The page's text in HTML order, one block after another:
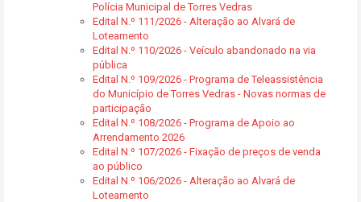
Polícia Municipal de Torres Vedras
Edital N.º 111/2026 - Alteração ao Alvará de
Loteamento
Edital N.º 110/2026 - Veículo abandonado na via
pública
Edital N.º 109/2026 - Programa de Teleassistência
do Município de Torres Vedras - Novas normas de
participação
Edital N.º 108/2026 - Programa de Apoio ao
Arrendamento 2026
Edital N.º 107/2026 - Fixação de preços de venda
ao público
Edital N.º 106/2026 - Alteração ao Alvará de
Loteamento